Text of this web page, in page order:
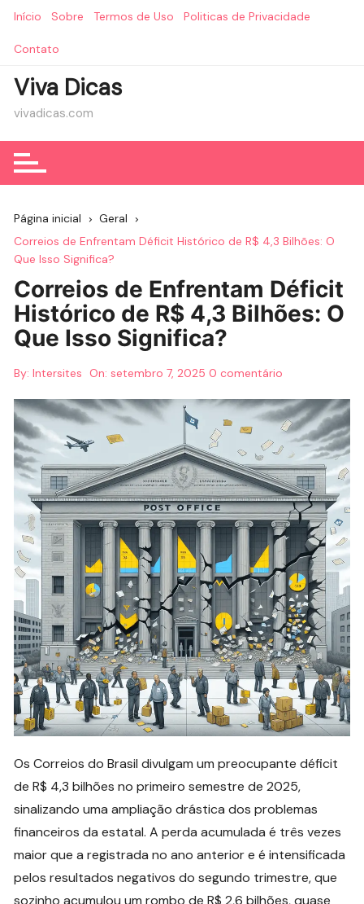
Início Sobre Termos de Uso Politicas de Privacidade
Contato
Viva Dicas
vivadicas.com
Página inicial
Geral
Correios de Enfrentam Déficit Histórico de R$ 4,3 Bilhões: O
Que Isso Significa?
Correios de Enfrentam Déficit
Histórico de R$ 4,3 Bilhões: O
Que Isso Significa?
By: Intersites On:setembro 7, 2025 0 comentário
Os Correios do Brasil divulgam um preocupante déficit
de R$ 4,3 bilhões no primeiro semestre de 2025,
sinalizando uma ampliação drástica dos problemas
financeiros da estatal. A perda acumulada é três vezes
maior que a registrada no ano anterior e é intensificada
pelos resultados negativos do segundo trimestre, que
sozinho acumulou um rombo de R$ 2,6 bilhões, quase